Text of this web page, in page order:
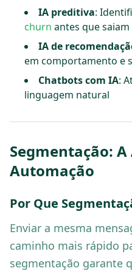
IA preditiva:
churn antes que saiam
IA de
em comportamento e
Chatbots com IA:
linguagem natural
Segmentação:
Automação
Por Que
Enviar a mesma
caminho mais rápido
segmentação garante